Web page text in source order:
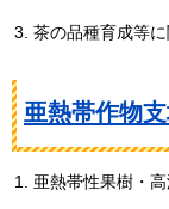
茶の品種育成等
亜熱帯作物
亜熱帯性果樹・